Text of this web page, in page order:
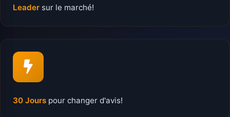
Leader sur le marché!
30 Jours pour changer d'avis!